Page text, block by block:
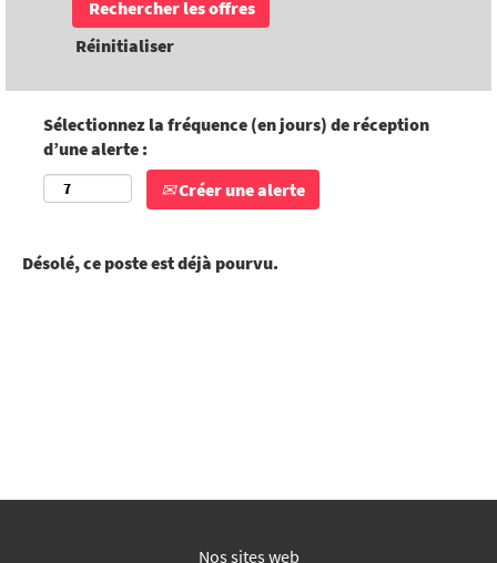
Réinitialiser
Sélectionnez la fréquence (en jours) de réception
d’une alerte :
Créer une alerte
Désolé, ce poste est déjà pourvu.
Nos sites web